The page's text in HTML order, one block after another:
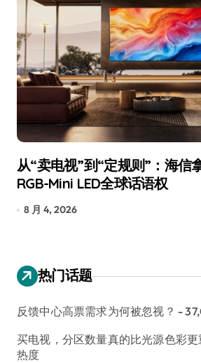
从“卖电视”到“定规则”：海信
RGB-Mini LED全球话语权
8 月 4, 2026
热门话题
反馈中心高票需求为何被忽视？ -
买电视，分区数量真的比光源色彩更
热度